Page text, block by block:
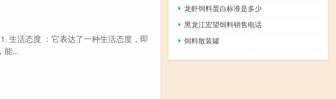
生活态度 ：它表达了一种生活态度，即
能...
龙虾饲料蛋白标准是多少
黑龙江宏望饲料销售电话
饲料散装罐